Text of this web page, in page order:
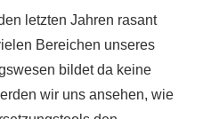
letzten Jahren rasant
Bereichen unseres
bildet da keine
wir uns ansehen, wie